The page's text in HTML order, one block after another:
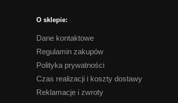
O sklepie:
Dane kontaktowe
Regulamin zakupów
Polityka prywatności
Czas realizacji i koszty dostawy
Reklamacje i zwroty